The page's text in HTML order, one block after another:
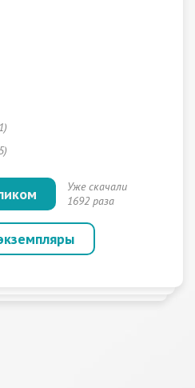
Уже скачали
1692 раза